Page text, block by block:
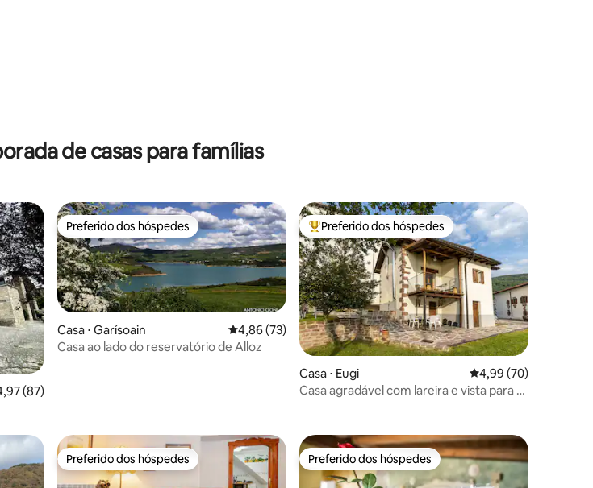
de casas para famílias
de uma avaliação média de 5, 87 avaliações
(87)
Preferido dos hóspedes
Preferido dos hóspedes
Casa ⋅ Garísoain 4,86 de uma avaliação média de 5, 73 avaliações
4,86 (73)
Casa ao lado do reservatório de Alloz
Entre os melhores preferidos dos hóspedes
Preferido dos hóspedes
Casa ⋅ Eugi 4,99 de uma
4,99 (70)
Casa agradável com lareira e vista para o
Preferido dos hóspedes
Preferido dos hóspedes Preferido dos hóspedes
Preferido dos hóspedes